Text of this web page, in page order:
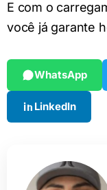
E com o
você já garante
WhatsApp
LinkedIn